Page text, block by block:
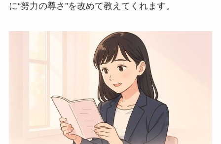
に“努力の尊さ”を改めて教えてくれます。